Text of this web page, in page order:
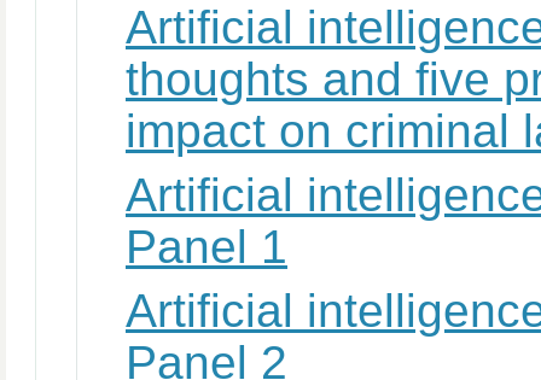
Artificial
thoughts and five
impact on criminal
Artificial
Panel 1
Artificial
Panel 2